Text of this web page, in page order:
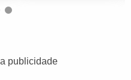
publicidade